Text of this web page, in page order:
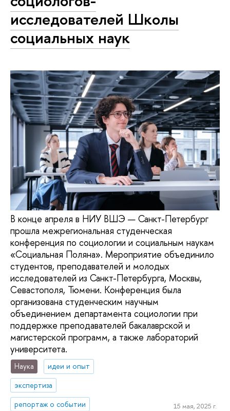
исследователей Школы
социальных наук
В конце апреля в НИУ ВШЭ — Санкт-Петербург
прошла межрегиональная студенческая
конференция по социологии и социальным наукам
«Социальная Поляна». Мероприятие объединило
студентов, преподавателей и молодых
исследователей из Санкт-Петербурга, Москвы,
Севастополя, Тюмени. Конференция была
организована студенческим научным
объединением департамента социологии при
поддержке преподавателей бакалаврской и
магистерской программ, а также лабораторий
университета.
Наука
идеи и опыт
экспертиза
репортаж о событии
15 мая, 2025 г.